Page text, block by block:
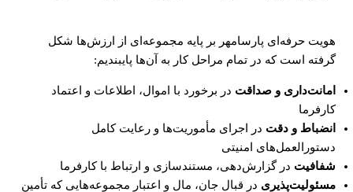
هویت حرفه‌ای پارسامهر بر پایه مجموعه‌ای از ارزش‌ها شکل
گرفته است که در تمام مراحل کار به آن‌ها پایبندیم:
امانت‌داری و صداقت در برخورد با اموال، اطلاعات و اعتماد
کارفرما
انضباط و دقت در اجرای مأموریت‌ها و رعایت کامل
دستورالعمل‌های امنیتی
شفافیت در گزارش‌دهی، مستندسازی و ارتباط با کارفرما
مسئولیت‌پذیری در قبال جان، مال و اعتبار مجموعه‌هایی که تأمین